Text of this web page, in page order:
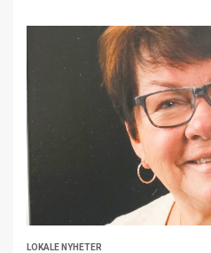
LOKALE NYHETER